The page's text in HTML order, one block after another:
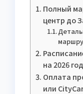
Полный
центр до
на 2026 год
Оплата
или